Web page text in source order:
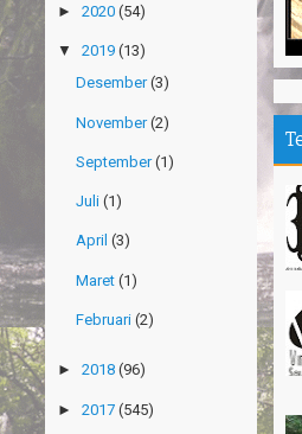
► 2020 (54)
▼ 2019 (13)
Desember(3)
November(2)
September(1)
Juli (1)
April (3)
Maret (1)
Februari (2)
► 2018 (96)
► 2017 (545)